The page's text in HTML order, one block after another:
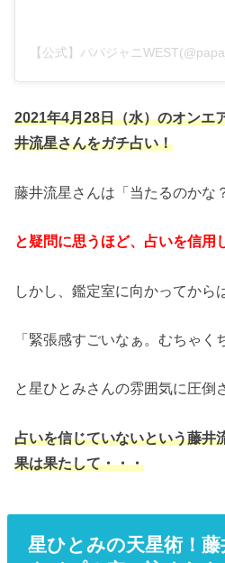
2021年4月28日（水）のオンエ
井流星さんをガチ占い！
藤井流星さんは「当たるのかな
と疑問に思うほど、占いを信用
しかし、鑑定室に向かってから
「緊張感すごいなぁ。むちゃく
と星ひとみさんの雰囲気に圧倒
占いを信じていないという藤井
果は果たして・・・
星ひとみの天星術！藤